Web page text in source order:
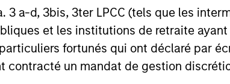
3 a-d, 3bis, 3ter LPCC (tels que les
et les institutions de retraite
fortunés qui ont déclaré par
contracté un mandat de gestion
leading mining supply chain
and educational purposes only. There is no